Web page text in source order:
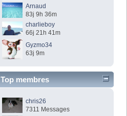
Arnaud
83j 9h 36m
charlieboy
66j 21h 41m
Gyzmo34
63j 9m
Top membres
chris26
7311 Messages